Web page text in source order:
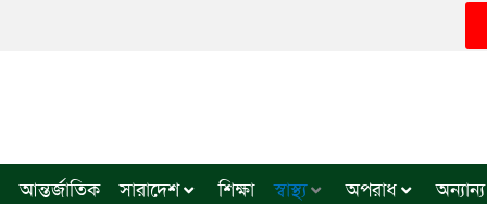
আন্তর্জাতিক সারাদেশ শিক্ষা স্বাস্থ্য অপরাধ অন্যান্য